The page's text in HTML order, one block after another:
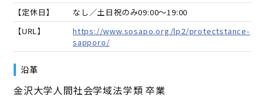
【定休日】
なし／土日祝のみ09:00～19:00
【URL】
https://www.sosapo.org/lp2/protectstance-
sapporo/
沿革
金沢大学人間社会学域法学類 卒業